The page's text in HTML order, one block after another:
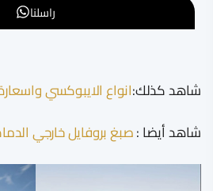
راسلنا
شاهد كذلك:انواع الايبوكسي
شاهد أيضا :صبغ بروفايل خارجي